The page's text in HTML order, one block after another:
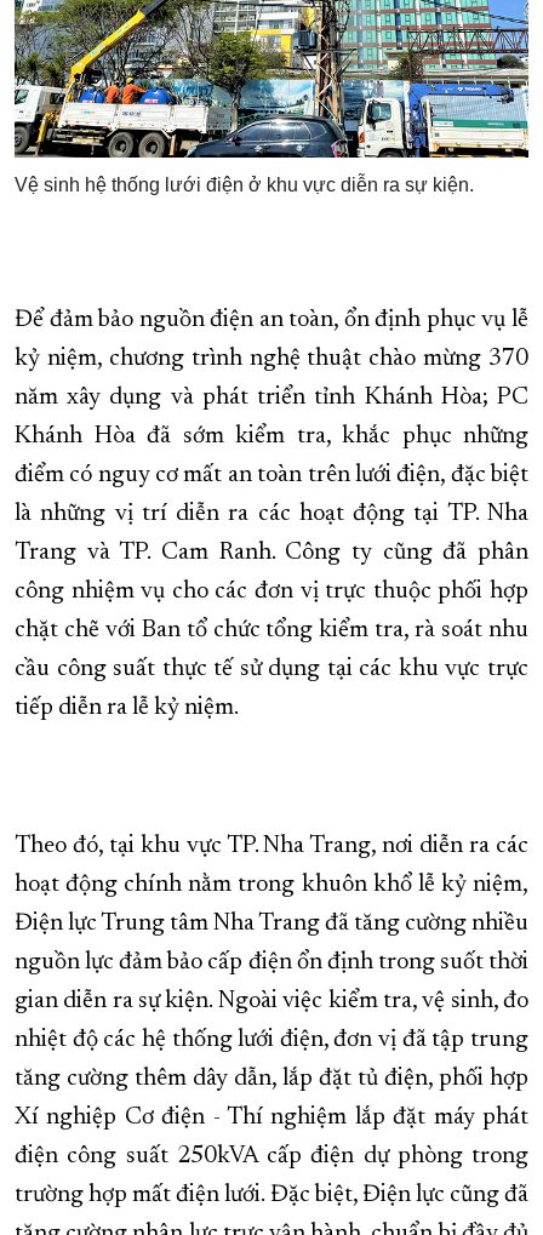
Vệ sinh hệ thống lưới điện ở khu vực diễn ra sự kiện.
Để đảm bảo nguồn điện an toàn, ổn định phục vụ lễ
kỷ niệm, chương trình nghệ thuật chào mừng 370
năm xây dụng và phát triển tỉnh Khánh Hòa; PC
Khánh Hòa đã sớm kiểm tra, khắc phục những
điểm có nguy cơ mất an toàn trên lưới điện, đặc biệt
là những vị trí diễn ra các hoạt động tại TP. Nha
Trang và TP. Cam Ranh. Công ty cũng đã phân
công nhiệm vụ cho các đơn vị trực thuộc phối hợp
chặt chẽ với Ban tổ chức tổng kiểm tra, rà soát nhu
cầu công suất thực tế sử dụng tại các khu vực trực
tiếp diễn ra lễ kỷ niệm.
Theo đó, tại khu vực TP. Nha Trang, nơi diễn ra các
hoạt động chính nằm trong khuôn khổ lễ kỷ niệm,
Điện lực Trung tâm Nha Trang đã tăng cường nhiều
nguồn lực đảm bảo cấp điện ổn định trong suốt thời
gian diễn ra sự kiện. Ngoài việc kiểm tra, vệ sinh, đo
nhiệt độ các hệ thống lưới điện, đơn vị đã tập trung
tăng cường thêm dây dẫn, lắp đặt tủ điện, phối hợp
Xí nghiệp Cơ điện - Thí nghiệm lắp đặt máy phát
điện công suất 250kVA cấp điện dự phòng trong
trường hợp mất điện lưới. Đặc biệt, Điện lực cũng đã